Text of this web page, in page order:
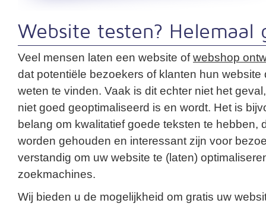
Website testen? Helemaal
Veel mensen laten een website ofwebshop
dat potentiële bezoekers of klanten hun
weten te vinden. Vaak is dit echter niet het
niet goed geoptimaliseerd is en wordt. Het is
belang om kwalitatief goede teksten te hebben,
worden gehouden en interessant zijn voor
verstandig om uw website te (laten)
zoekmachines.
Wij bieden u de mogelijkheid om gratis uw